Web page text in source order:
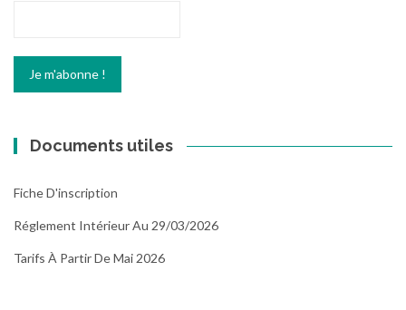
Documents utiles
Fiche D'inscription
Réglement Intérieur Au 29/03/2026
Tarifs À Partir De Mai 2026